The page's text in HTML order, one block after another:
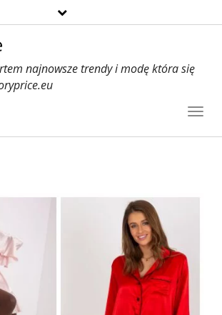
najnowsze trendy i modę która się